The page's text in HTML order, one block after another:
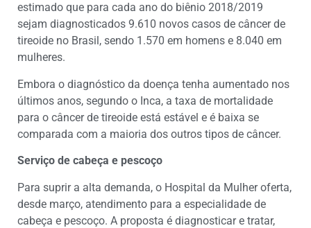
estimado que para cada ano do biênio 2018/2019
sejam diagnosticados 9.610 novos casos de câncer de
tireoide no Brasil, sendo 1.570 em homens e 8.040 em
mulheres.
Embora o diagnóstico da doença tenha aumentado nos
últimos anos, segundo o Inca, a taxa de mortalidade
para o câncer de tireoide está estável e é baixa se
comparada com a maioria dos outros tipos de câncer.
Serviço de cabeça e pescoço
Para suprir a alta demanda, o Hospital da Mulher oferta,
desde março, atendimento para a especialidade de
cabeça e pescoço. A proposta é diagnosticar e tratar,